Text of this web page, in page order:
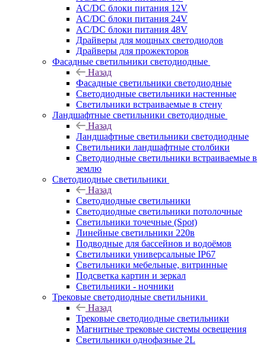
AC/DC блоки питания 12V
AC/DC блоки питания 24V
AC/DC блоки питания 48V
Драйверы для мощных светодиодов
Драйверы для прожекторов
Фасадные светильники светодиодные
Назад
Фасадные светильники светодиодные
Светодиодные светильники настенные
Светильники встраиваемые в стену
Ландшафтные светильники светодиодные
Назад
Ландшафтные светильники светодиодные
Светильники ландшафтные столбики
Светодиодные светильники встраиваемые в
землю
Светодиодные светильники
Назад
Светодиодные светильники
Светодиодные светильники потолочные
Светильники точечные (Spot)
Линейные светильники 220в
Подводные для бассейнов и водоёмов
Светильники универсальные IP67
Светильники мебельные, витринные
Подсветка картин и зеркал
Светильники - ночники
Трековые светодиодные светильники
Назад
Трековые светодиодные светильники
Магнитные трековые системы освещения
Светильники однофазные 2L